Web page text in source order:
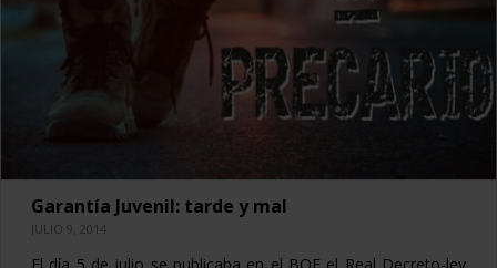
Garantía Juvenil: tarde y mal
JULIO 9, 2014
El día 5 de julio se publicaba en el BOE el Real Decreto-ley